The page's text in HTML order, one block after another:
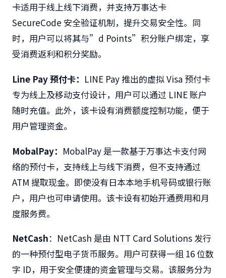
卡适用于线上线下消费，并支持万事达卡
SecureCode 安全验证机制，提升交易安全性。同
时，用户可以将其与”d Points”积分账户绑定，享
受消费返利和积分奖励。
Line Pay预付卡： LINE Pay 推出的虚拟 Visa 预付卡
专为线上及移动支付设计，用户可以通过 LINE 账户
随时充值。此外，该卡设有消费额度控制功能，便于
用户管理资金。
MobalPay： MobalPay 是一款基于万事达卡支付网
络的预付卡，支持线上与线下消费，但不支持通过
ATM 提取现金。即使没有日本本地手机号码或银行账
户，用户也可申请使用。该卡设有初始开通费用和月
度服务费。
NetCash：NetCash 是由 NTT Card Solutions 发行
的一种预付型电子货币服务。用户可获得一组 16 位数
字 ID，用于安全便捷的资金管理与交易。该服务分为